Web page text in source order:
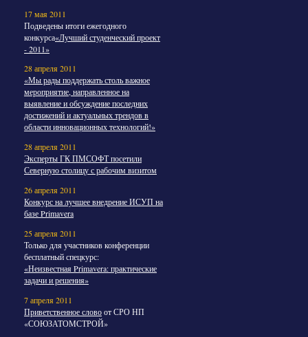
17 мая 2011
Подведены итоги ежегодного
конкурса«Лучший студенческий проект
- 2011»
28 апреля 2011
«Мы рады поддержать столь важное
мероприятие, направленное на
выявление и обсуждение последних
достижений и актуальных трендов в
области инновационных технологий!»
28 апреля 2011
Эксперты ГК ПМСОФТ посетили
Северную столицу с рабочим визитом
26 апреля 2011
Конкурс на лучшее внедрение ИСУП на
базе Primavera
25 апреля 2011
Только для участников конференции
бесплатный спецкурс:
«Неизвестная Primavera: практические
задачи и решения»
7 апреля 2011
Приветственное словоот СРО НП
«СОЮЗАТОМСТРОЙ»